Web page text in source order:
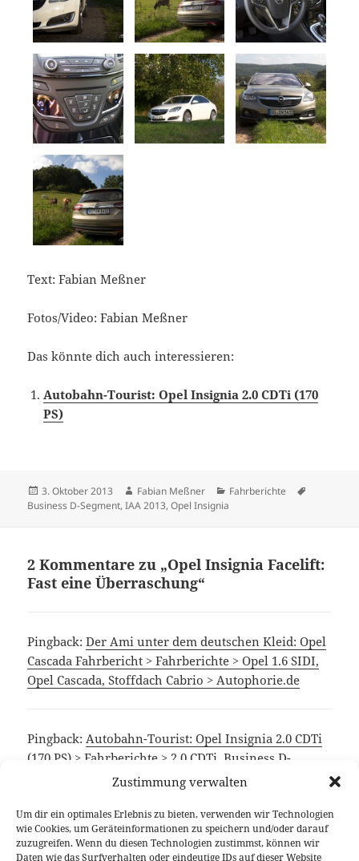
Zustimmung verwalten
Um dir ein optimales Erlebnis zu bieten, verwenden wir Technologien
wie Cookies, um Geräteinformationen zu speichern und/oder darauf
zuzugreifen. Wenn du diesen Technologien zustimmst, können wir
Daten wie das Surfverhalten oder eindeutige IDs auf dieser Website
Text: Fabian Meßner
Fotos/Video: Fabian Meßner
Das könnte dich auch interessieren:
Autobahn-Tourist: Opel Insignia 2.0 CDTi (170
PS)
Veröffentlicht
am
3. Oktober 2013 Autor
Fabian Meßner Kategorien
Fahrberichte
Business D-Segment,IAA 2013,Opel Insignia
2 Kommentare zu „Opel Insignia Facelift:
Fast eine Überraschung“
Pingback:Der Ami unter dem deutschen Kleid: Opel
Cascada Fahrbericht > Fahrberichte > Opel 1.6 SIDI,
Opel Cascada, Stoffdach Cabrio > Autophorie.de
Pingback: Autobahn-Tourist: Opel Insignia 2.0 CDTi
(170 PS) > Fahrberichte > 2.0 CDTi, Business D-
Segment, Diesel, Dieselfahrzeug, IntelliLink, Opel
Die Kommentare sind geschlossen.